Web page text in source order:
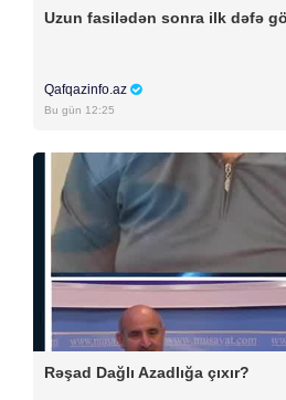
Uzun fasilədən sonra ilk dəfə
Qafqazinfo.az
Bu gün 12:25
Rəşad Dağlı Azadlığa çıxır?